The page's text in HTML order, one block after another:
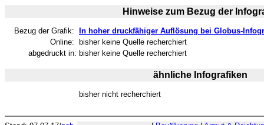
Hinweise zum Bezug der
Bezug der Grafik:
In hoher druckfähiger Auflösung bei Globus-
Online:
bisher keine Quelle recherchiert
abgedruckt in: bisher keine Quelle recherchiert
ähnliche Infografiken
bisher nicht recherchiert